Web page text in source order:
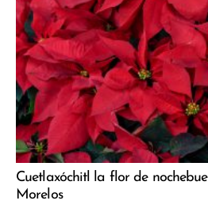
Cuetlaxóchitl la flor de
Morelos